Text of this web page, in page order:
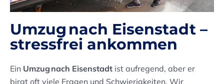
Umzug nach Eisenstadt –
stressfrei ankommen
Ein Umzug nach Eisenstadt ist aufregend, aber er
birgt oft viele Fragen und Schwierigkeiten. Wir